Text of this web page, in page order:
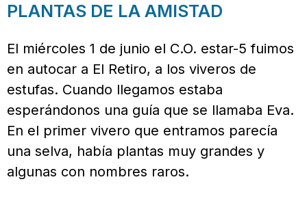
PLANTAS DE LA AMISTAD
El miércoles 1 de junio el C.O. estar-5 fuimos
en autocar a El Retiro, a los viveros de
estufas. Cuando llegamos estaba
esperándonos una guía que se llamaba Eva.
En el primer vivero que entramos parecía
una selva, había plantas muy grandes y
algunas con nombres raros.